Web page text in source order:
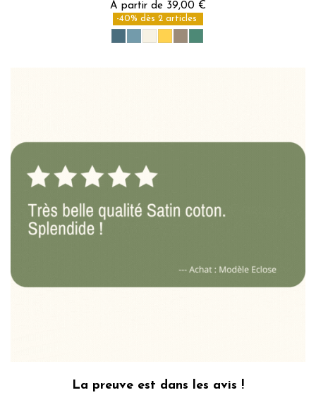
À partir de 39,00 €
-40% dès 2 articles
La preuve est dans les avis !